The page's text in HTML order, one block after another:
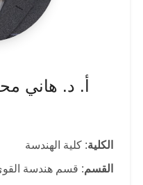
أ. د. هاني
الكلية: كلية الهندسة
القسم: قسم هندسة القوى